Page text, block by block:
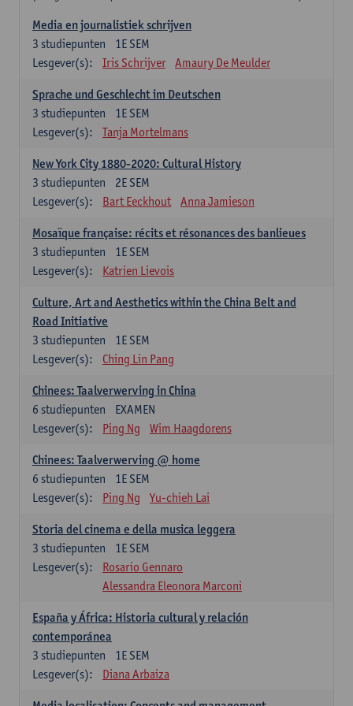
Media en journalistiek schrijven
1E SEM
3 studiepunten
Lesgever(s):
Iris Schrijver Amaury De Meulder
Sprache und Geschlecht im Deutschen
1E SEM
3 studiepunten
Lesgever(s):
Tanja Mortelmans
New York City 1880-2020: Cultural History
2E SEM
3 studiepunten
Lesgever(s):
Bart Eeckhout Anna Jamieson
Mosaïque française: récits et résonances des banlieues
1E SEM
3 studiepunten
Lesgever(s):
Katrien Lievois
Culture, Art and Aesthetics within the China Belt and
Road Initiative
1E SEM
3 studiepunten
Lesgever(s):
Ching Lin Pang
Chinees: Taalverwerving in China
EXAMEN
6 studiepunten
Lesgever(s):
Ping Ng Wim Haagdorens
Chinees: Taalverwerving @ home
1E SEM
6 studiepunten
Lesgever(s):
Ping Ng Yu-chieh Lai
Storia del cinema e della musica leggera
1E SEM
3 studiepunten
Lesgever(s):
Rosario Gennaro
Alessandra Eleonora Marconi
España y África: Historia cultural y relación
contemporánea
1E SEM
3 studiepunten
Lesgever(s):
Diana Arbaiza